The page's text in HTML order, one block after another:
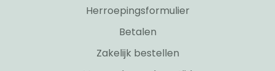
Herroepingsformulier
Betalen
Zakelijk bestellen